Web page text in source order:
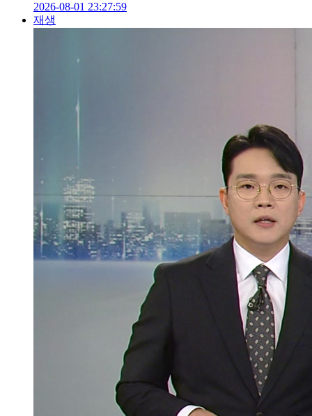
2026-08-01 23:27:59
재생